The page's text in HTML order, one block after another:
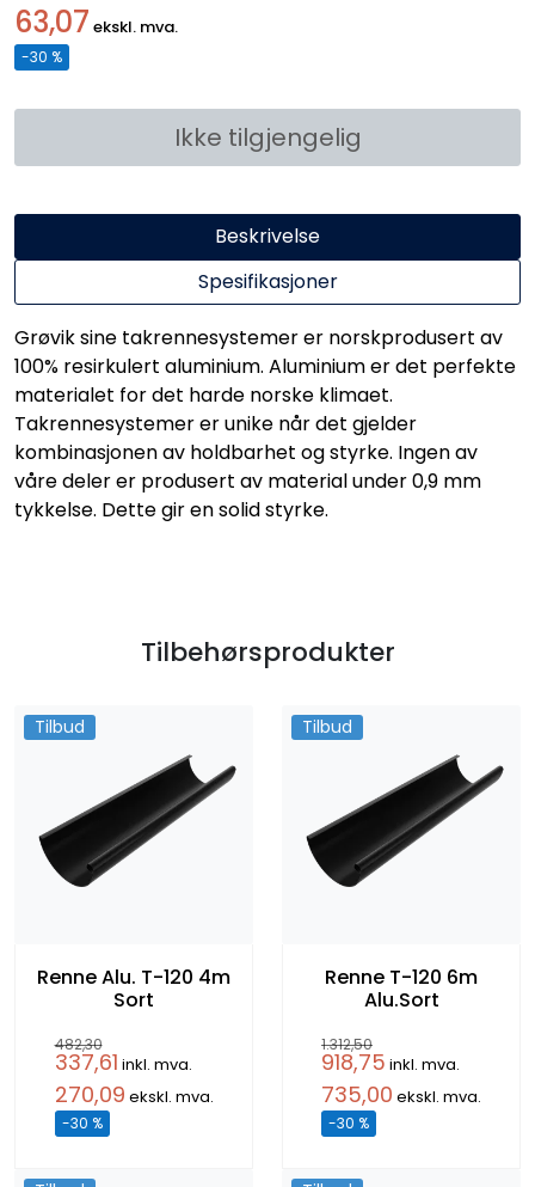
63,07 ekskl. mva.
-30 %
Ikke tilgjengelig
Beskrivelse
Spesifikasjoner
Grøvik sine takrennesystemer er norskprodusert av
100% resirkulert aluminium. Aluminium er det perfekte
materialet for det harde norske klimaet.
Takrennesystemer er unike når det gjelder
kombinasjonen av holdbarhet og styrke. Ingen av
våre deler er produsert av material under 0,9 mm
tykkelse. Dette gir en solid styrke.
Tilbehørsprodukter
Tilbud
Renne Alu. T-120 4m
Sort
482,30
337,61 inkl. mva.
270,09 ekskl. mva.
-30 %
Tilbud
Renne T-120 6m
Alu.Sort
1.312,50
918,75 inkl. mva.
735,00 ekskl. mva.
-30 %